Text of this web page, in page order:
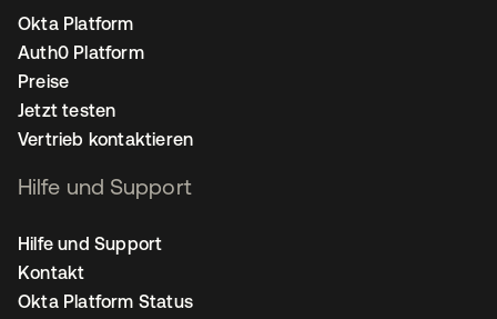
Okta Platform
Auth0 Platform
Preise
Jetzt testen
Vertrieb kontaktieren
Hilfe und Support
Hilfe und Support
Kontakt
Okta Platform Status